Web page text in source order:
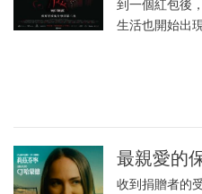
到一個紅包後
生活也開始出
最親愛的
收到捐贈者的